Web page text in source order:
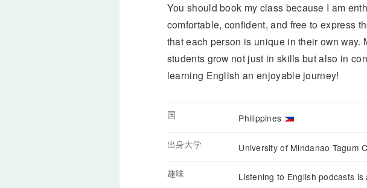
You should book my class because I am
comfortable, confident, and free to express
that each person is unique in their own
students grow not just in skills but also in
learning English an enjoyable journey!
国 Philippines
出身大学 University of Mindanao Tagum
趣味
Listening to English podcasts